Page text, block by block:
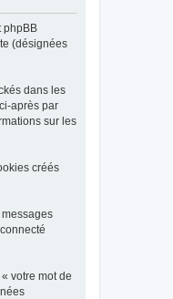
phpBB
(désignées
dans les
après par
sur les
créés
votre mot de